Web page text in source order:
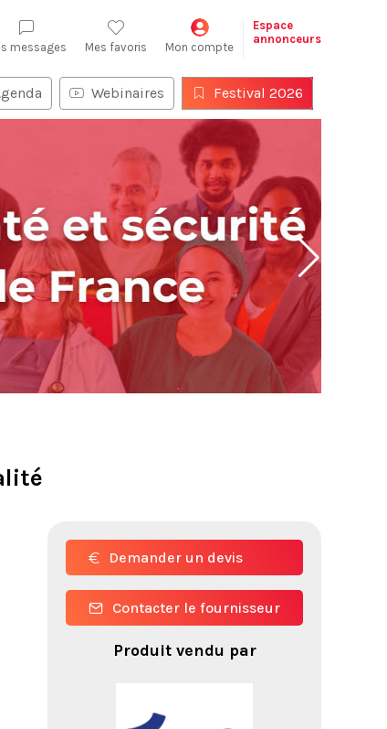
messages Mes favoris Mon compte
Espace
annonceurs
Webinaires Festival 2026
Demander un devis
Contacter le fournisseur
Produit vendu par